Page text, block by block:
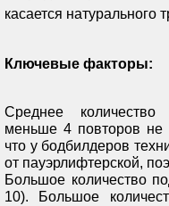
касается натурального
Ключевые факторы:
Среднее количество
меньше 4 повторов не
что у бодбилдеров
от пауэрлифтерской,
Большое количество
10). Большое